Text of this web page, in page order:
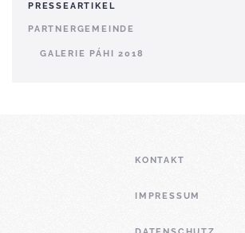
PRESSEARTIKEL
PARTNERGEMEINDE
GALERIE PÁHI 2018
KONTAKT
IMPRESSUM